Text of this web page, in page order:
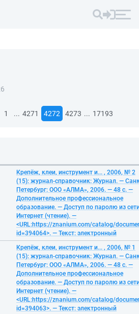
1 ... 4271 4272 4273 ... 17193
Крепёж, клеи, инструмент и... , 2006, № 2
(15): журнал-справочник: Журнал. —
Петербург: ООО «АЛМА», 2006. — 48 с. —
Дополнительное профессиональное
образование. — Доступ по паролю из
Интернет (чтение). —
<URL:https://znanium.com/catalog/
id=394064>. — Текст: электронный
Крепёж, клеи, инструмент и... , 2006, № 1
(15): журнал-справочник: Журнал. —
Петербург: ООО «АЛМА», 2006. — 48 с. —
Дополнительное профессиональное
образование. — Доступ по паролю из
Интернет (чтение). —
<URL:https://znanium.com/catalog/
id=394063>. — Текст: электронный